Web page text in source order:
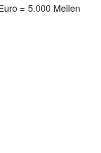
= 5.000 Meilen